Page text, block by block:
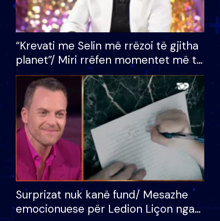
“Krevati me Selin më rrëzoi të gjitha
planet”/ Miri rrëfen momentet më të
bukura në shtëpinë e BB VIP: Do më
mungojë zilja e mëngjesit kur…
Surprizat nuk kanë fund/ Mesazhe
emocionuese për Ledion Liçon nga